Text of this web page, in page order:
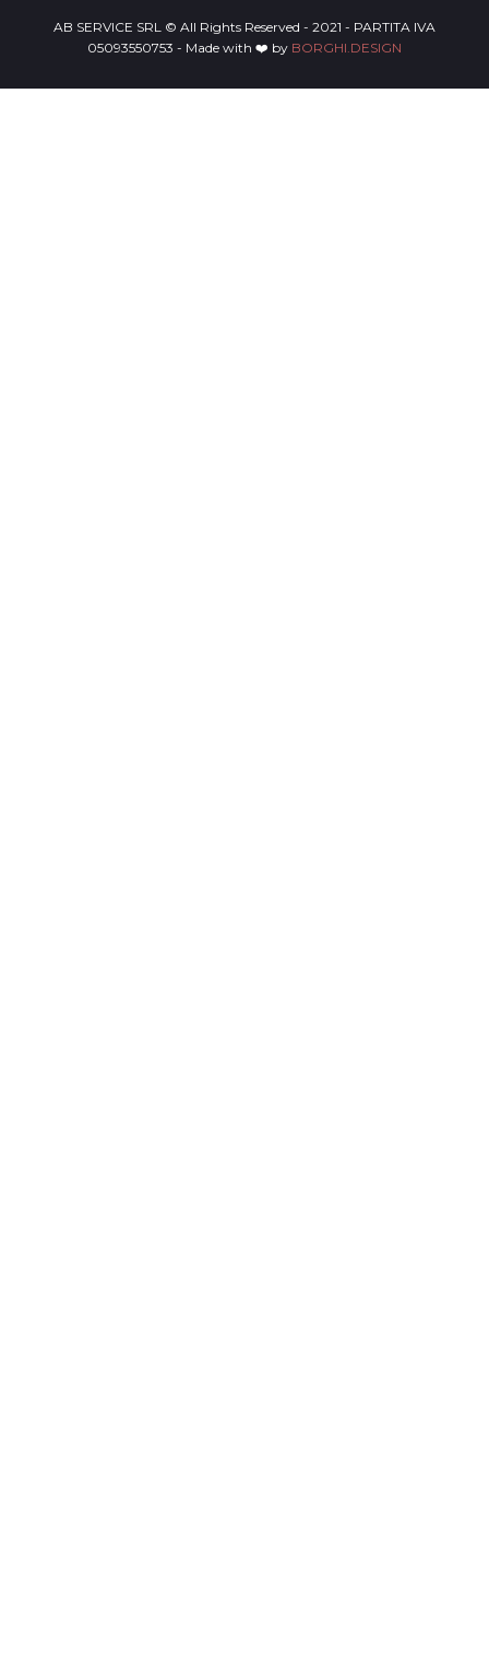
AB SERVICE SRL © All Rights Reserved - 2021 - PARTITA IVA
05093550753 - Made with ❤️ by BORGHI.DESIGN